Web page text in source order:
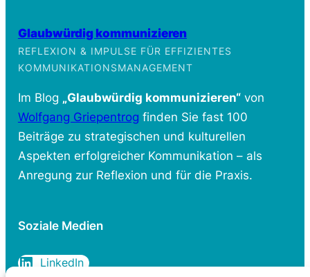
Glaubwürdig kommunizieren
REFLEXION & IMPULSE FÜR EFFIZIENTES
KOMMUNIKATIONSMANAGEMENT
Im Blog „Glaubwürdig kommunizieren“von
Wolfgang Griepentrog finden Sie fast 100
Beiträge zu strategischen und kulturellen
Aspekten erfolgreicher Kommunikation – als
Anregung zur Reflexion und für die Praxis.
Soziale Medien
LinkedIn